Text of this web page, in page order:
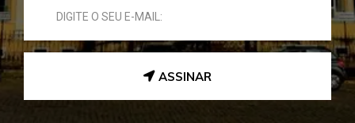
ASSINAR